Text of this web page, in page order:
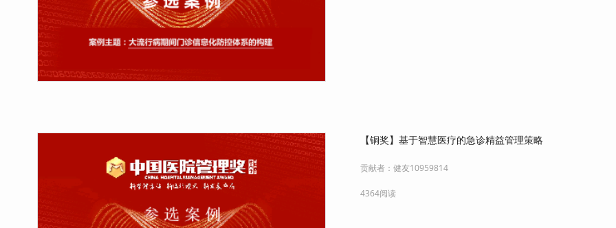
【铜奖】基于智慧医疗的急诊精益管理策略
贡献者：健友10959814
4364阅读